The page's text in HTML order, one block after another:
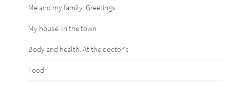
Me and my family. Greetings
My house. In the town
Body and health. At the doctor's
Food